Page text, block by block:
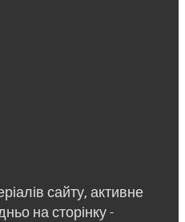
сайту, активне
на сторінку -